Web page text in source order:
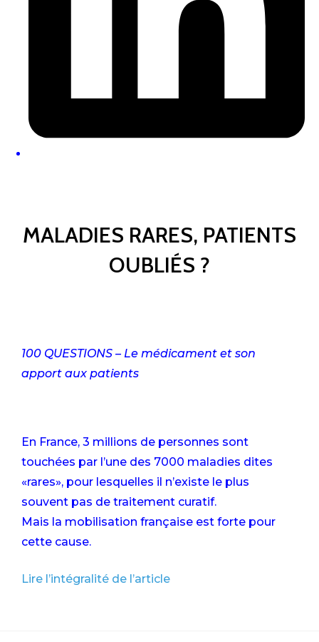
MALADIES RARES, PATIENTS
OUBLIÉS ?
100 QUESTIONS – Le médicament et son
apport aux patients
En France, 3 millions de personnes sont
touchées par l’une des 7000 maladies dites
«rares», pour lesquelles il n’existe le plus
souvent pas de traitement curatif.
Mais la mobilisation française est forte pour
cette cause.
Lire l’intégralité de l’article